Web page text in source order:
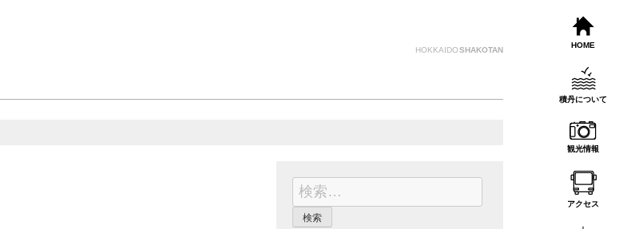
HOKKAIDOSHAKOTAN
HOME
積丹について
観光情報
アクセス
検
索: